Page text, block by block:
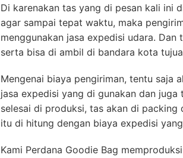
Di karenakan tas yang di pesan kali ini
agar sampai tepat waktu, maka
menggunakan jasa expedisi udara.
serta bisa di ambil di bandara kota
Mengenai biaya pengiriman, tentu saja
jasa expedisi yang di gunakan dan
selesai di produksi, tas akan di
itu di hitung dengan biaya expedisi
Kami Perdana Goodie Bag